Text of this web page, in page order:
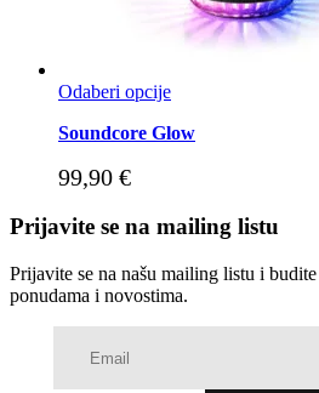
Odaberi opcije
Soundcore Glow
99,90 €
Prijavite se na mailing listu
Prijavite se na našu mailing listu i
ponudama i novostima.